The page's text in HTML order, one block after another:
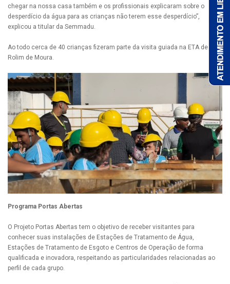
chegar na nossa casa também e os profissionais explicaram sobre o
desperdício da água para as crianças não terem esse desperdício”,
explicou a titular da Semmadu.
Ao todo cerca de 40 crianças fizeram parte da visita guiada na ETA de
Rolim de Moura.
Programa Portas Abertas
O Projeto Portas Abertas tem o objetivo de receber visitantes para
conhecer suas instalações de Estações de Tratamento de Água,
Estações de Tratamento de Esgoto e Centros de Operação de forma
qualificada e inovadora, respeitando as particularidades relacionadas ao
perfil de cada grupo.